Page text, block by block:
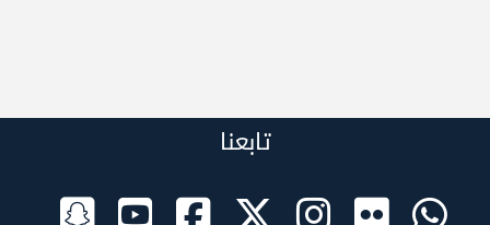
تابعنا